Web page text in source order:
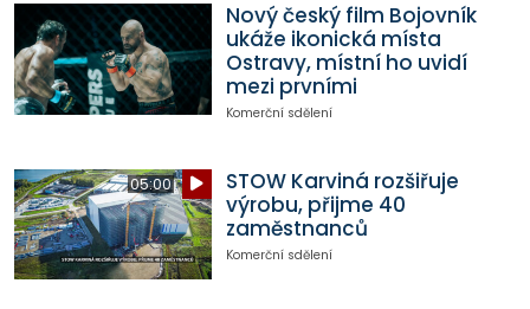
Nový český film Bojovník
ukáže ikonická místa
Ostravy, místní ho uvidí
mezi prvními
Komerční sdělení
05:00
STOW Karviná rozšiřuje
výrobu, přijme 40
zaměstnanců
Komerční sdělení